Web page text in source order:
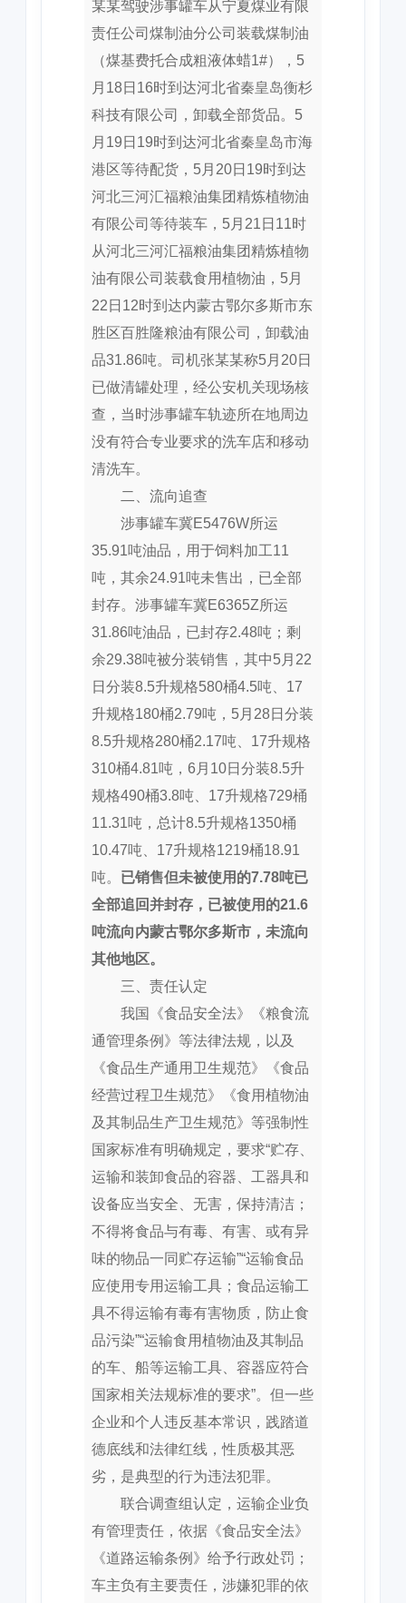
某某驾驶涉事罐车从宁夏煤业有限
责任公司煤制油分公司装载煤制油
（煤基费托合成粗液体蜡1#），5
月18日16时到达河北省秦皇岛衡杉
科技有限公司，卸载全部货品。5
月19日19时到达河北省秦皇岛市海
港区等待配货，5月20日19时到达
河北三河汇福粮油集团精炼植物油
有限公司等待装车，5月21日11时
从河北三河汇福粮油集团精炼植物
油有限公司装载食用植物油，5月
22日12时到达内蒙古鄂尔多斯市东
胜区百胜隆粮油有限公司，卸载油
品31.86吨。司机张某某称5月20日
已做清罐处理，经公安机关现场核
查，当时涉事罐车轨迹所在地周边
没有符合专业要求的洗车店和移动
清洗车。
二、流向追查
涉事罐车冀E5476W所运
35.91吨油品，用于饲料加工11
吨，其余24.91吨未售出，已全部
封存。涉事罐车冀E6365Z所运
31.86吨油品，已封存2.48吨；剩
余29.38吨被分装销售，其中5月22
日分装8.5升规格580桶4.5吨、17
升规格180桶2.79吨，5月28日分装
8.5升规格280桶2.17吨、17升规格
310桶4.81吨，6月10日分装8.5升
规格490桶3.8吨、17升规格729桶
11.31吨，总计8.5升规格1350桶
10.47吨、17升规格1219桶18.91
吨。 已销售但未被使用的7.78吨已
全部追回并封存，已被使用的21.6
吨流向内蒙古鄂尔多斯市，未流向
其他地区。
三、责任认定
我国《食品安全法》《粮食流
通管理条例》等法律法规，以及
《食品生产通用卫生规范》《食品
经营过程卫生规范》《食用植物油
及其制品生产卫生规范》等强制性
国家标准有明确规定，要求“贮存、
运输和装卸食品的容器、工器具和
设备应当安全、无害，保持清洁；
不得将食品与有毒、有害、或有异
味的物品一同贮存运输”“运输食品
应使用专用运输工具；食品运输工
具不得运输有毒有害物质，防止食
品污染”“运输食用植物油及其制品
的车、船等运输工具、容器应符合
国家相关法规标准的要求”。但一些
企业和个人违反基本常识，践踏道
德底线和法律红线，性质极其恶
劣，是典型的行为违法犯罪。
联合调查组认定，运输企业负
有管理责任，依据《食品安全法》
《道路运输条例》给予行政处罚；
车主负有主要责任，涉嫌犯罪的依